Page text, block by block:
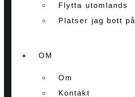
Flytta utomlands
Platser jag bott på
OM
Om
Kontakt